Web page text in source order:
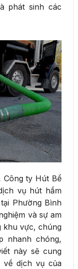
phát sinh các
Công ty Hút Bể
vụ hút hầm
Phường Bình
và sự am
khu vực, chúng
nhanh chóng,
này sẽ cung
về dịch vụ của